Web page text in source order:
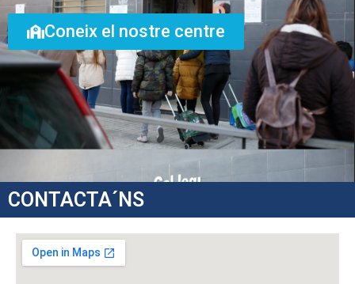
Coneix el nostre centre
CONTACTA´NS